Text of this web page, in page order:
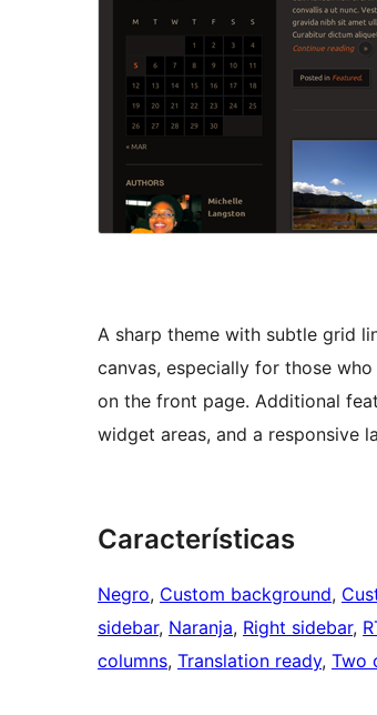
A sharp theme with subtle grid
canvas, especially for those
on the front page. Additional
widget areas, and a responsive
Características
Negro, Custom background,
sidebar, Naranja, Right sidebar,
columns, Translation ready, Two